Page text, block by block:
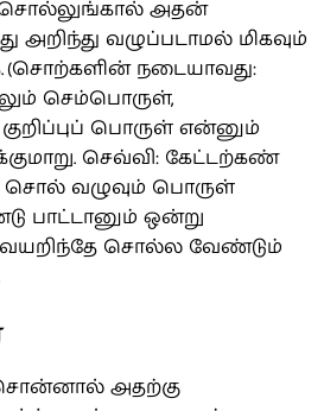
அதன்
வழுப்படாமல் மிகவும்
நடையாவது:
செம்பொருள்,
பொருள் என்னும்
செவ்வி: கேட்டற்கண்
சொல் வழுவும் பொருள்
பாட்டானும் ஒன்று
சொல்ல வேண்டும்
அதற்கு